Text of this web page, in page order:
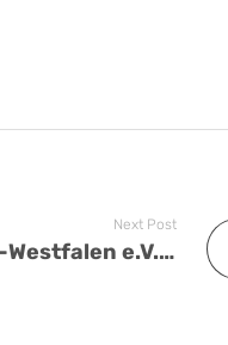
Next Post
Handelsverband Nordrhein-Westfalen e.V. – Ergänzungstarifvertrag zum MTV vom 29.06.2011